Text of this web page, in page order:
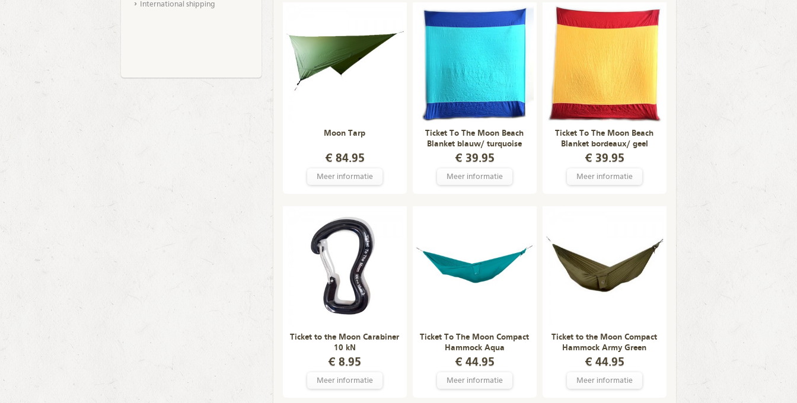
International shipping
Moon Tarp
€ 84.95
Meer informatie
Ticket To The Moon Beach
Blanket blauw/ turquoise
€ 39.95
Meer informatie
Ticket To The Moon Beach
Blanket bordeaux/ geel
€ 39.95
Meer informatie
Ticket to the Moon Carabiner
10 kN
€ 8.95
Meer informatie
Ticket To The Moon Compact
Hammock Aqua
€ 44.95
Meer informatie
Ticket to the Moon Compact
Hammock Army Green
€ 44.95
Meer informatie